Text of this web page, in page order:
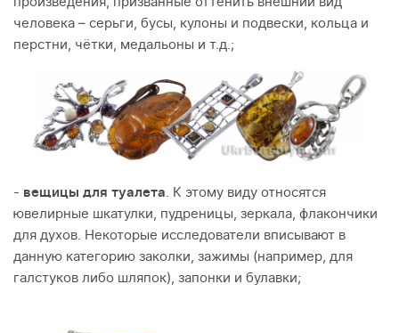
человека – серьги, бусы, кулоны и подвески, кольца и
перстни, чётки, медальоны и т.д.;
- вещицы для туалета . К этому виду относятся
ювелирные шкатулки, пудреницы, зеркала, флакончики
для духов. Некоторые исследователи вписывают в
данную категорию заколки, зажимы (например, для
галстуков либо шляпок), запонки и булавки;